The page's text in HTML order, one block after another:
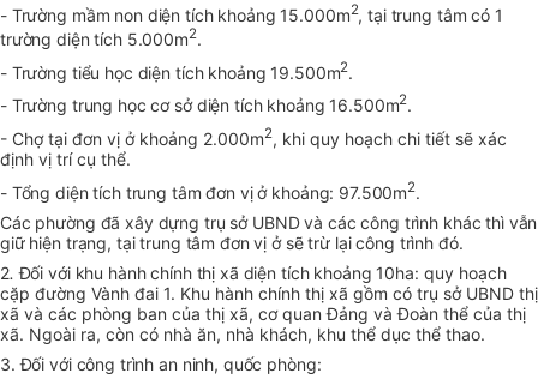
- Trường mầm non diện tích khoảng 15.000m2, tại trung tâm có 1
trường diện tích 5.000m2.
- Trường tiểu học diện tích khoảng 19.500m2.
- Trường trung học cơ sở diện tích khoảng 16.500m2.
- Chợ tại đơn vị ở khoảng 2.000m2, khi quy hoạch chi tiết sẽ xác
định vị trí cụ thể.
- Tổng diện tích trung tâm đơn vị ở khoảng: 97.500m2.
Các phường đã xây dựng trụ sở UBND và các công trình khác thì vẫn
giữ hiện trạng, tại trung tâm đơn vị ở sẽ trừ lại công trình đó.
2.Đối với khu hành chính thị xã diện tích khoảng 10ha: quy hoạch
cặp đường Vành đai 1. Khu hành chính thị xã gồm có trụ sở UBND thị
xã và các phòng ban của thị xã, cơ quan Đảng và Đoàn thể của thị
xã. Ngoài ra, còn có nhà ăn, nhà khách, khu thể dục thể thao.
3. Đối với công trình an ninh, quốc phòng: